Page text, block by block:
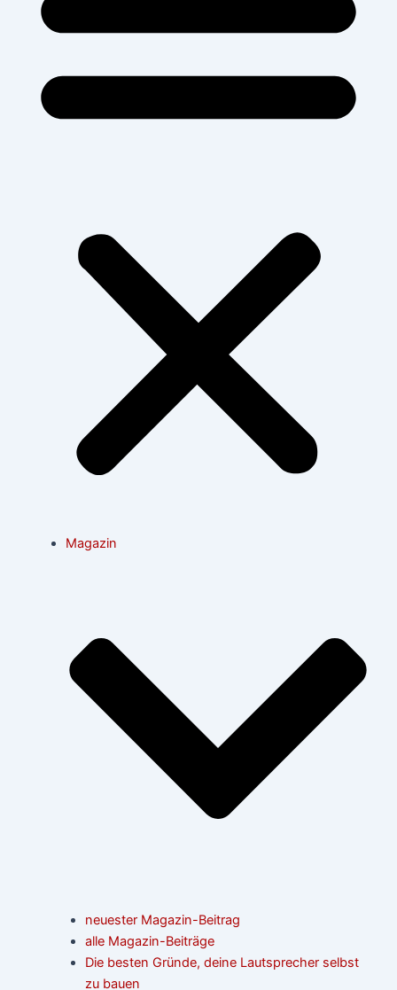
Magazin
neuester Magazin-Beitrag
alle Magazin-Beiträge
Die besten Gründe, deine Lautsprecher selbst
zu bauen